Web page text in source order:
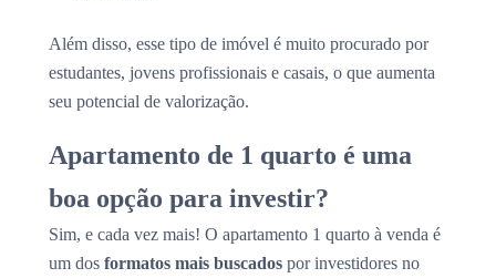
Além disso, esse tipo de imóvel é muito procurado por
estudantes, jovens profissionais e casais, o que aumenta
seu potencial de valorização.
Apartamento de 1 quarto é uma
boa opção para investir?
Sim, e cada vez mais! O apartamento 1 quarto à venda é
um dos formatos mais buscados por investidores no